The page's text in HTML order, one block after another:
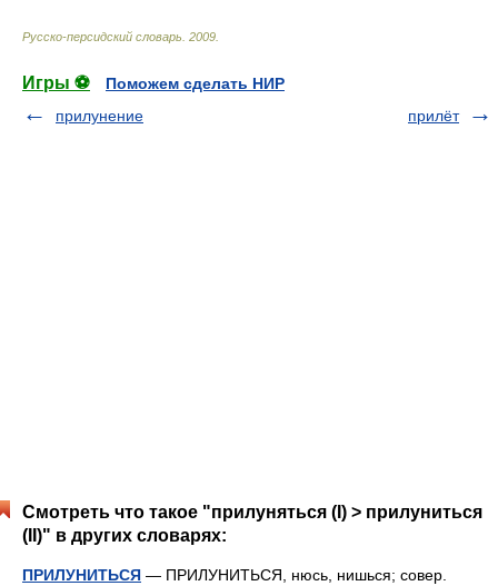
Русско-персидский словарь 2009
Игры ⚽
Поможем сделать НИР
прилунение
прилёт
Смотреть что такое "прилуняться (I) > прилуниться
(II)" в других словарях:
ПРИЛУНИТЬСЯ — ПРИЛУНИТЬСЯ, нюсь, нишься; совер.